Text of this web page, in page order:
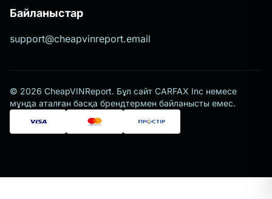
Байланыстар
support@cheapvinreport.email
© 2026 CheapVINReport. Бұл сайт CARFAX Inc немесе
мұнда аталған басқа брендтермен байланысты емес.